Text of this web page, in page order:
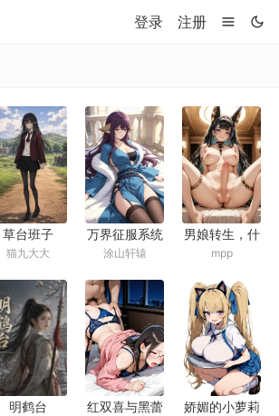
登录 注册
草台班子
猫九大大
万界征服系统
涂山轩辕
男娘转生，什
么叫异世界全
是扶她？
mpp
明鹤台
红双喜与黑蕾
娇媚的小萝莉